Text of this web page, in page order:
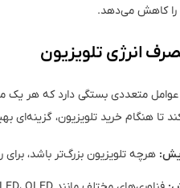
را کاهش می‌دهد.
انرژی تلویزیون
متعددی بستگی دارد که هر یک
هنگام خرید تلویزیون، گزینه‌ای
هرچه تلویزیون بزرگ‌تر باشد،